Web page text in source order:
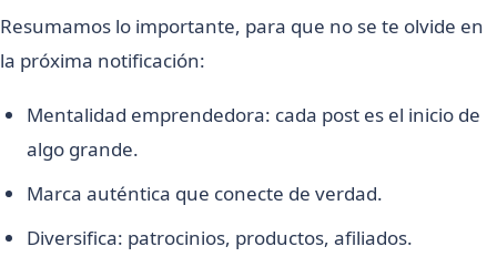
Resumamos lo importante, para que no se te olvide en
la próxima notificación:
Mentalidad emprendedora: cada post es el inicio de
algo grande.
Marca auténtica que conecte de verdad.
Diversifica: patrocinios, productos, afiliados.